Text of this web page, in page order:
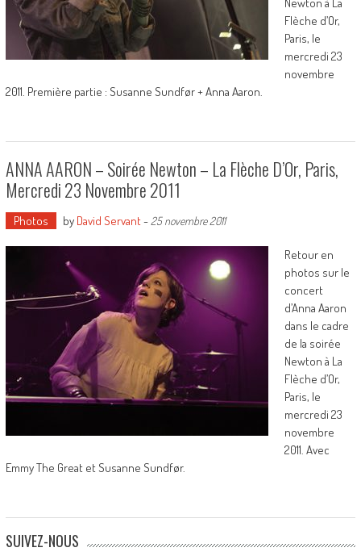
Flèche d’Or,
Paris, le
mercredi 23
novembre
2011. Première partie : Susanne Sundfør + Anna Aaron.
ANNA AARON – Soirée Newton – La Flèche D’Or, Paris,
Mercredi 23 Novembre 2011
Photos by David Servant- 25 novembre 2011
Retour en
photos sur le
concert
d’Anna Aaron
dans le cadre
de la soirée
Newton à La
Flèche d’Or,
Paris, le
mercredi 23
novembre
2011. Avec
Emmy The Great et Susanne Sundfør.
SUIVEZ-NOUS